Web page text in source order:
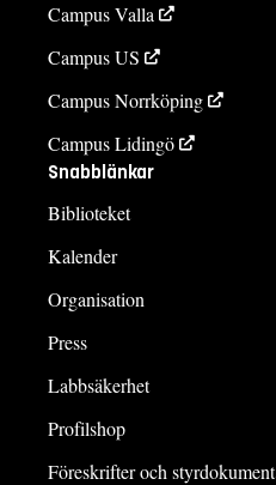
Campus Valla
Campus US
Campus Norrköping
Campus Lidingö
Snabblänkar
Biblioteket
Kalender
Organisation
Press
Labbsäkerhet
Profilshop
Föreskrifter och styrdokument